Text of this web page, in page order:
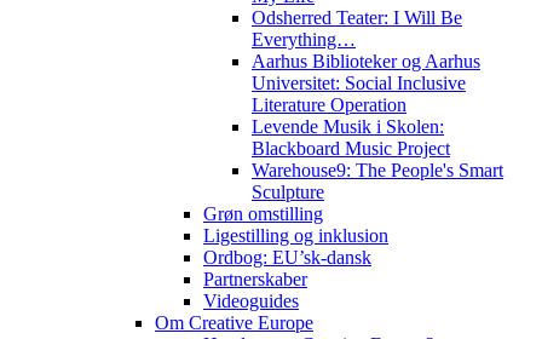
Odsherred Teater: I Will Be
Everything…
Aarhus Biblioteker og Aarhus
Universitet: Social Inclusive
Literature Operation
Levende Musik i Skolen:
Blackboard Music Project
Warehouse9: The People's Smart
Sculpture
Grøn omstilling
Ligestilling og inklusion
Ordbog: EU’sk-dansk
Partnerskaber
Videoguides
Om Creative Europe